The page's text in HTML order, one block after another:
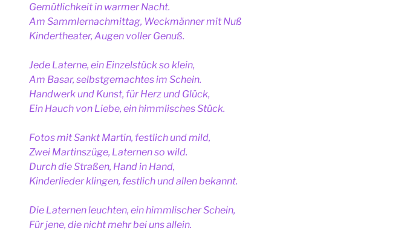
Gemütlichkeit in warmer Nacht.
Am Sammlernachmittag, Weckmänner mit Nuß
Kindertheater, Augen voller Genuß.
Jede Laterne, ein Einzelstück so klein,
Am Basar, selbstgemachtes im Schein.
Handwerk und Kunst, für Herz und Glück,
Ein Hauch von Liebe, ein himmlisches Stück.
Fotos mit Sankt Martin, festlich und mild,
Zwei Martinszüge, Laternen so wild.
Durch die Straßen, Hand in Hand,
Kinderlieder klingen, festlich und allen bekannt.
Die Laternen leuchten, ein himmlischer Schein,
Für jene, die nicht mehr bei uns allein.